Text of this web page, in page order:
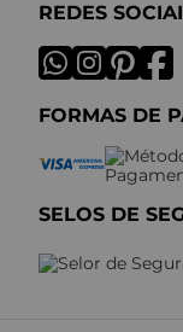
REDES
FORMAS DE
SELOS DE